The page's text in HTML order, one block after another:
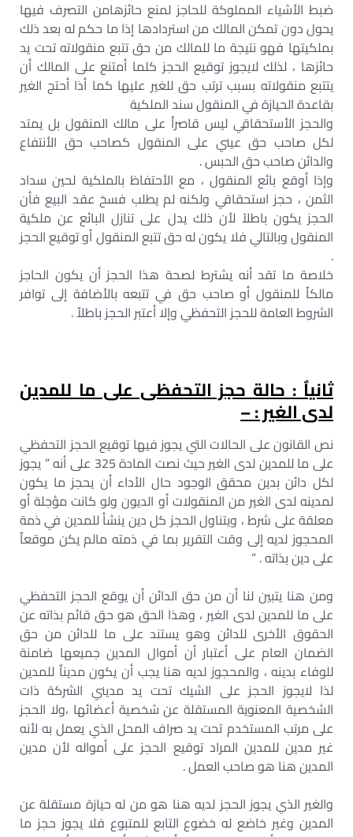
ضبط الأشياء المملوكة للحاجز لمنع حائزهامن التصرف فيها
يحول دون تمكن المالك من استردادها إذا ما حكم له بعد ذلك
بملكيتها فهو نتيجة ما للمالك من حق تتبع منقولاته تحت يد
حائزها ، لذلك لايجوز توقيع الحجز كلما أمتنع على المالك أن
يتتبع منقولاته بسبب ترتب حق للغير عليها كما أذا أحتج الغير
بقاعدة الحيازة في المنقول سند الملكية
والحجز الأستحقاقي ليس قاصراٌ على مالك المنقول بل يمتد
لكل صاحب حق عيني على المنقول كصاحب حق الأنتفاع
والدائن صاحب حق الحبس .
وإذا أوقع بائع المنقول ، مع الأحتفاظ بالملكية لحين سداد
الثمن ، حجز استحقاقي ولكنه لم يطلب فسخ عقد البيع فأن
الحجز يكون باطلآ لأن ذلك يدل على تنازل البائع عن ملكية
المنقول وبالتالي فلا يكون له حق تتبع المنقول أو توقيع الحجز
.
خلاصة ما تقد أنه يشترط لصحة هذا الحجز أن يكون الحاجز
مالكاٌ للمنقول أو صاحب حق في تتبعه بالأضافة إلى توافر
الشروط العامة للحجز التحفظي وإلا أعتبر الحجز باطلاٌ .
ثانياٌ : حالة حجز التحفظى على ما للمدين
لدى الغير : –
نص القانون على الحالات التي يجوز فيها توقيع الحجز التحفظي
على ما للمدين لدى الغير حيث نصت المادة 325 على أنه ” يجوز
لكل دائن بدين محقق الوجود حال الأداء أن يحجز ما يكون
لمدينه لدى الغير من المنقولات أو الديون ولو كانت مؤجلة أو
معلقة على شرط ، ويتناول الحجز كل دين ينشأ للمدين في ذمة
المحجوز لديه إلى وقت التقرير بما في ذمته مالم يكن موقعاٌ
على دين بذاته . ”
ومن هنا يتبين لنا أن من حق الدائن أن يوقع الحجز التحفظي
على ما للمدين لدى الغير ، وهذا الحق هو حق قائم بذاته عن
الحقوق الأخرى للدائن وهو يستند على ما للدائن من حق
الضمان العام على أعتبار أن أموال المدين جميعها ضامنة
للوفاء بدينه ، والمحجوز لديه هنا يجب أن يكون مديناٌ للمدين
لذا لايجوز الحجز على الشيك تحت يد مديني الشركة ذات
الشخصية المعنوية المستقلة عن شخصية أعضائها ،ولا الحجز
على مرتب المستخدم تحت يد صراف المحل الذي يعمل به لأنه
غير مدين للمدين المراد توقيع الحجز على أمواله لأن مدين
المدين هنا هو صاحب العمل .
والغير الذي يجوز الحجز لديه هنا هو من له حيازة مستقلة عن
المدين وغير خاضع له خضوع التابع للمتبوع فلا يجوز حجز ما